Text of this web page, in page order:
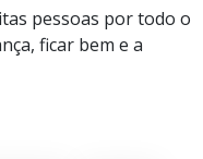
pessoas por todo o
ficar bem e a